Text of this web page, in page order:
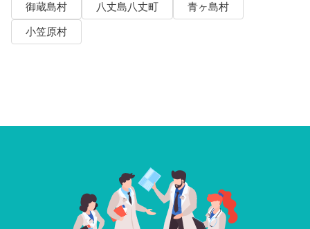
御蔵島村
八丈島八丈町
青ヶ島村
小笠原村